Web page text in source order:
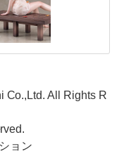
Co.,Ltd. All Rights R
ョン